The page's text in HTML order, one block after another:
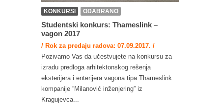
KONKURSI ODABRANO
Studentski konkurs: Thameslink –
vagon 2017
/ Rok za predaju radova: 07.09.2017. /
Pozivamo Vas da učestvujete na konkursu za
izradu predloga arhitektonskog rešenja
eksterijera i enterijera vagona tipa Thameslink
kompanije ”Milanović inženjering” iz
Kragujevca...